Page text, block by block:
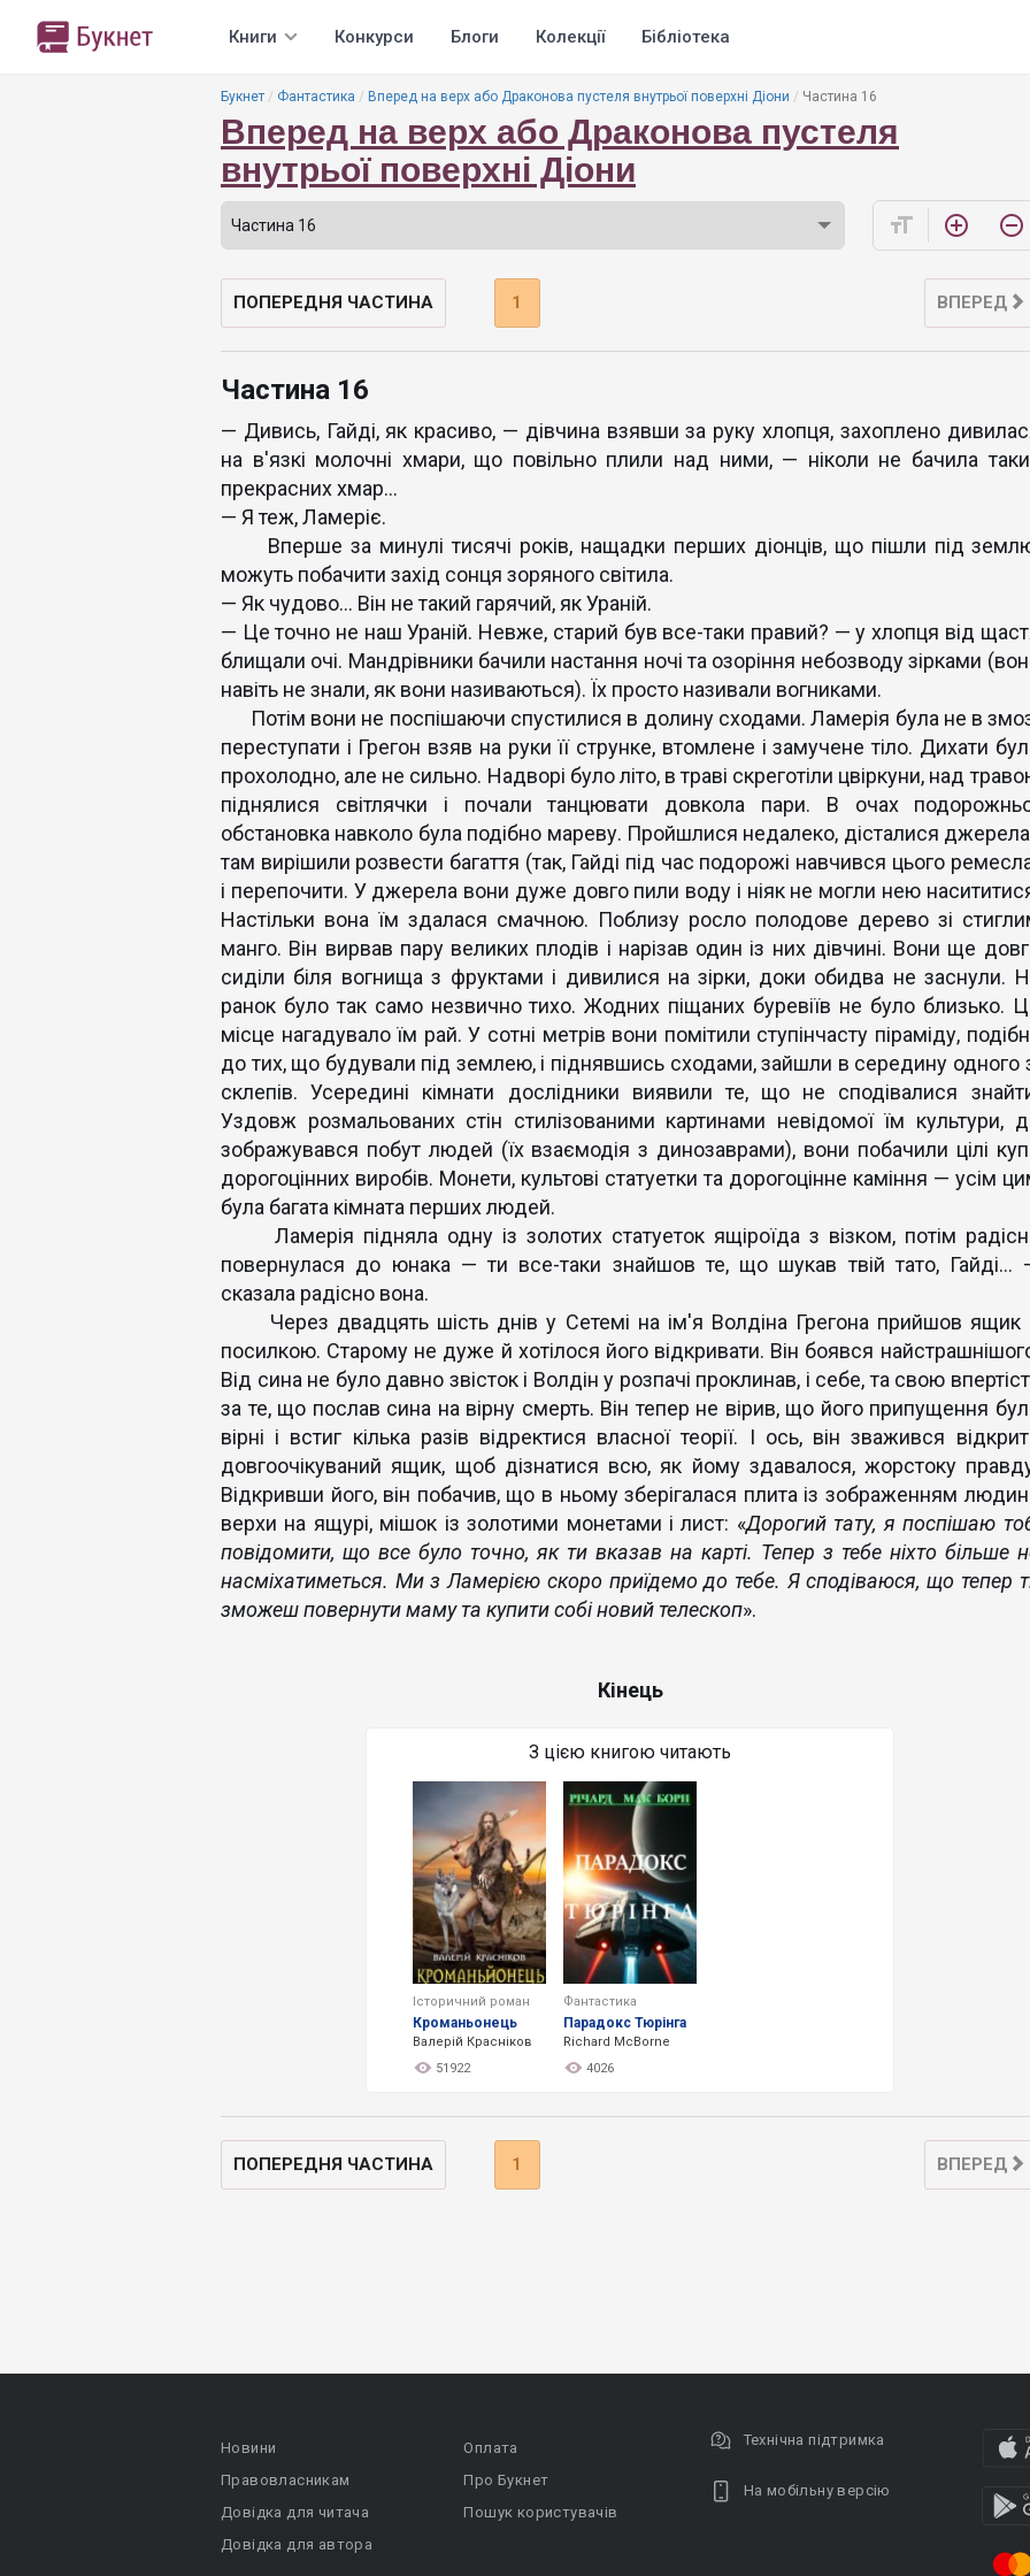
Книги Конкурси Блоги Колекції Бібліотека
Букнет Фантастика Вперед на верх або Драконова пустеля внутрьої поверхні Діони Частина 16
Вперед на верх або Драконова пустеля
внутрьої поверхні Діони
format_size add_circle_outline remove_circle_outline
ПОПЕРЕДНЯ ЧАСТИНА 1 ВПЕРЕД
Частина 16
— Дивись, Гайді, як красиво, — дівчина взявши за руку хлопця, захоплено
на в'язкі молочні хмари, що повільно плили над ними, — ніколи не бачила
прекрасних хмар…
— Я теж, Ламеріє.
Вперше за минулі тисячі років, нащадки перших діонців, що пішли під
можуть побачити захід сонця зоряного світила.
— Як чудово… Він не такий гарячий, як Ураній.
— Це точно не наш Ураній. Невже, старий був все-таки правий? — у хлопця від
блищали очі. Мандрівники бачили настання ночі та озоріння небозводу зірками
навіть не знали, як вони називаються). Їх просто називали вогниками.
Потім вони не поспішаючи спустилися в долину сходами. Ламерія була не в
переступати і Грегон взяв на руки її струнке, втомлене і замучене тіло. Дихати
прохолодно, але не сильно. Надворі було літо, в траві скреготіли цвіркуни, над
піднялися світлячки і почали танцювати довкола пари. В очах
обстановка навколо була подібно мареву. Пройшлися недалеко, дісталися джерела
там вирішили розвести багаття (так, Гайді під час подорожі навчився цього
і перепочити. У джерела вони дуже довго пили воду і ніяк не могли нею
Настільки вона їм здалася смачною. Поблизу росло полодове дерево зі
манго. Він вирвав пару великих плодів і нарізав один із них дівчині. Вони ще
сиділи біля вогнища з фруктами і дивилися на зірки, доки обидва не заснули.
ранок було так само незвично тихо. Жодних піщаних буревіїв не було близько.
місце нагадувало їм рай. У сотні метрів вони помітили ступінчасту піраміду,
до тих, що будували під землею, і піднявшись сходами, зайшли в середину одного
склепів. Усередині кімнати дослідники виявили те, що не сподівалися
Уздовж розмальованих стін стилізованими картинами невідомої їм культури,
зображувався побут людей (їх взаємодія з динозаврами), вони побачили цілі
дорогоцінних виробів. Монети, культові статуетки та дорогоцінне каміння — усім
була багата кімната перших людей.
Ламерія підняла одну із золотих статуеток ящіроїда з візком, потім
повернулася до юнака — ти все-таки знайшов те, що шукав твій тато, Гайді…
сказала радісно вона.
Через двадцять шість днів у Сетемі на ім'я Волдіна Грегона прийшов ящик
посилкою. Старому не дуже й хотілося його відкривати. Він боявся
Від сина не було давно звісток і Волдін у розпачі проклинав, і себе, та свою
за те, що послав сина на вірну смерть. Він тепер не вірив, що його припущення
вірні і встиг кілька разів відректися власної теорії. І ось, він зважився
довгоочікуваний ящик, щоб дізнатися всю, як йому здавалося, жорстоку
Відкривши його, він побачив, що в ньому зберігалася плита із зображенням
верхи на ящурі, мішок із золотими монетами і лист: «Дорогий тату, я поспішаю
повідомити, що все було точно, як ти вказав на карті. Тепер з тебе ніхто більше
насміхатиметься. Ми з Ламерією скоро приїдемо до тебе. Я сподіваюся, що тепер
зможеш повернути маму та купити собі новий телескоп».
Кінець
З цією книгою читають
Історичний роман
Кроманьонець
Валерій Красніков
51922
Фантастика
Парадокс Тюрінга
Richard McBorne
4026
ПОПЕРЕДНЯ ЧАСТИНА 1 ВПЕРЕД
Новини
Правовласникам
Довідка для читача
Довідка для автора
Оплата
Про Букнет
Пошук користувачів
Технічна підтримка
На мобільну версію